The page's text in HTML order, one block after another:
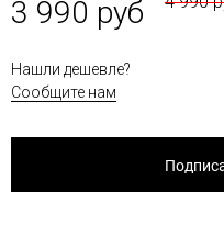
3 990 руб
Нашли дешевле?
Сообщите нам